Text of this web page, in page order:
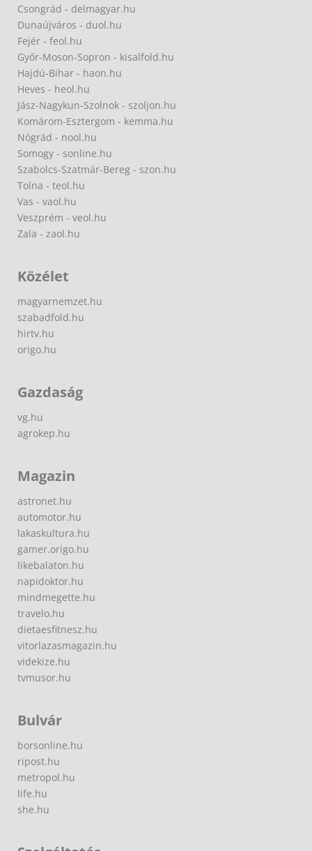
Csongrád - delmagyar.hu
Dunaújváros - duol.hu
Fejér - feol.hu
Győr-Moson-Sopron - kisalfold.hu
Hajdú-Bihar - haon.hu
Heves - heol.hu
Jász-Nagykun-Szolnok - szoljon.hu
Komárom-Esztergom - kemma.hu
Nógrád - nool.hu
Somogy - sonline.hu
Szabolcs-Szatmár-Bereg - szon.hu
Tolna - teol.hu
Vas - vaol.hu
Veszprém - veol.hu
Zala - zaol.hu
Közélet
magyarnemzet.hu
szabadfold.hu
hirtv.hu
origo.hu
Gazdaság
vg.hu
agrokep.hu
Magazin
astronet.hu
automotor.hu
lakaskultura.hu
gamer.origo.hu
likebalaton.hu
napidoktor.hu
mindmegette.hu
travelo.hu
dietaesfitnesz.hu
vitorlazasmagazin.hu
videkize.hu
tvmusor.hu
Bulvár
borsonline.hu
ripost.hu
metropol.hu
life.hu
she.hu